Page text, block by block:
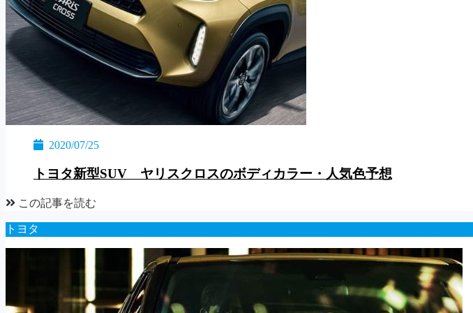
2020/07/25
トヨタ新型SUV ヤリスクロスのボディカラー・人気色予想
この記事を読む
トヨタ